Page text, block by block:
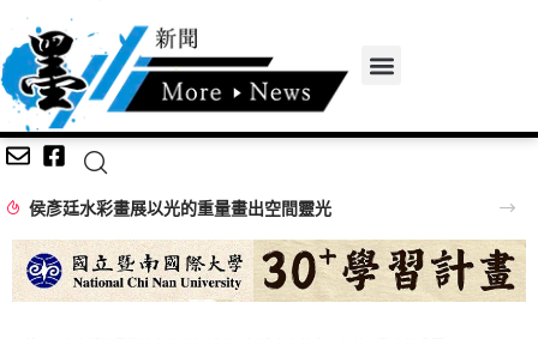
侯彥廷水彩畫展以光的重量畫出空間靈光